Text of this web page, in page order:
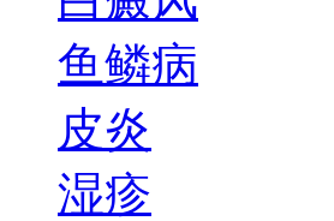
鱼鳞病
皮炎
湿疹